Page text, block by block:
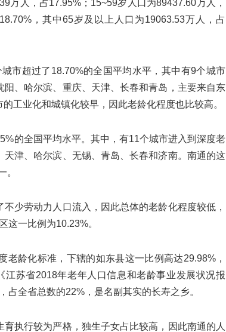
万人，占17.95%；15~59岁人口为89437.60万人，
，其中65岁及以上人口为19063.53万人，占
市超过了18.70%的全国平均水平，其中有9个城市
、哈尔滨、重庆、天津、长春和青岛，主要来自东
工业化和城镇化较早，因此老龄化程度也比较高。
的全国平均水平。其中，有11个城市进入到深度老
津、哈尔滨、无锡、青岛、长春和济南。南通的这
。
少劳动力人口流入，因此总体的老龄化程度较低，
这一比例为10.23%。
龄化标准，下辖的如东县这一比例高达29.98%，
苏省2018年老年人口信息和老龄事业发展状况报
全省总数的22%，是名副其实的长寿之乡。
执行较为严格，独生子女占比较高，因此南通的人